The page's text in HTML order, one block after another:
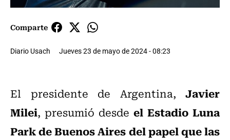
Comparte
Diario Usach Jueves 23 de mayo de 2024 - 08:23
El presidente de Argentina, Javier
Milei, presumió desde el Estadio Luna
Park de Buenos Airesdel papel que las